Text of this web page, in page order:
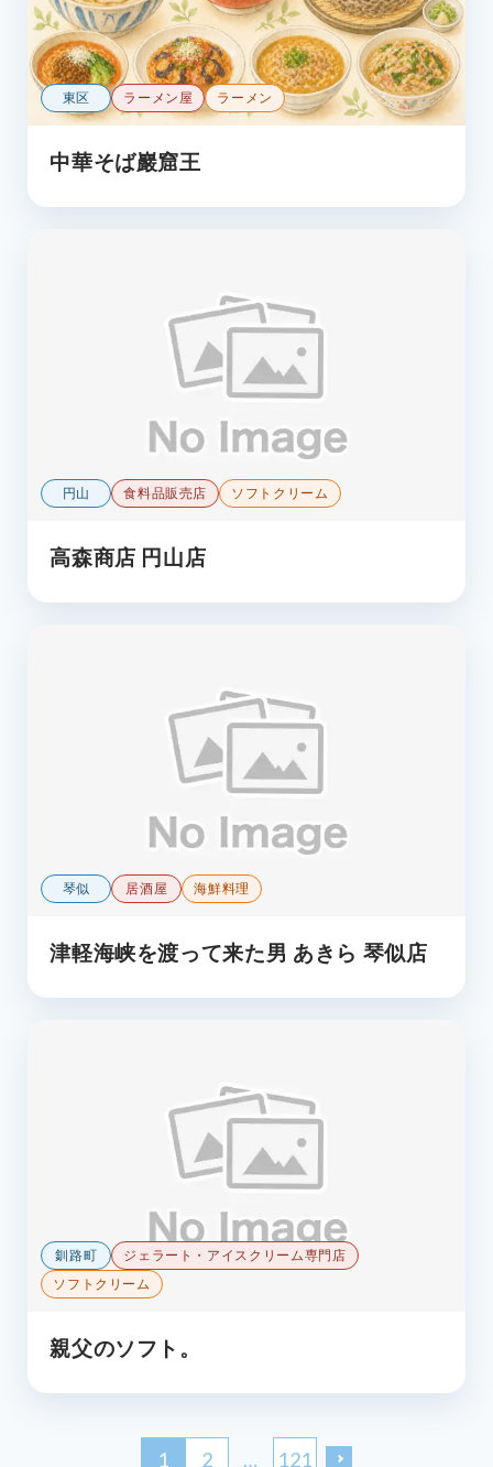
東区 ラーメン屋 ラーメン
中華そば巖窟王
円山 食料品販売店 ソフトクリーム
高森商店 円山店
琴似 居酒屋 海鮮料理
津軽海峡を渡って来た男 あきら 琴似店
釧路町
ジェラート・アイスクリーム専門店
ソフトクリーム
親父のソフト。
1 2 … 121